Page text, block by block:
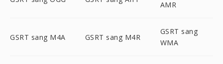
AMR
GSRT sang M4A GSRT sang M4R
GSRT sang
WMA